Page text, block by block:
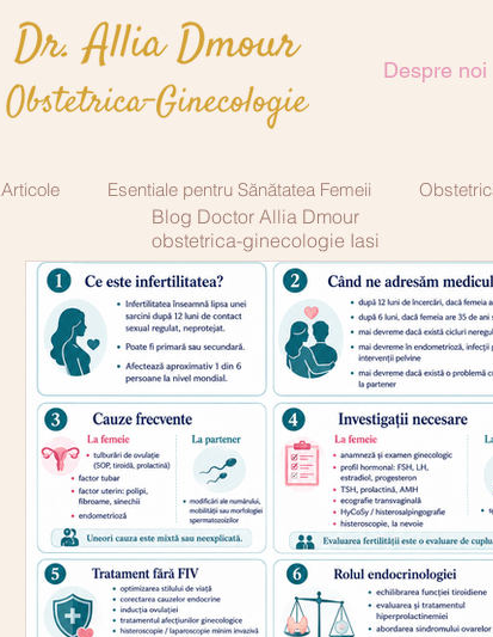
Despre noi
Articole Esentiale pentru Sănătatea Femeii
Endocrinologie Chirurgie plastică-estetică
Blog Doctor Allia Dmour
obstetrica-ginecologie Iasi